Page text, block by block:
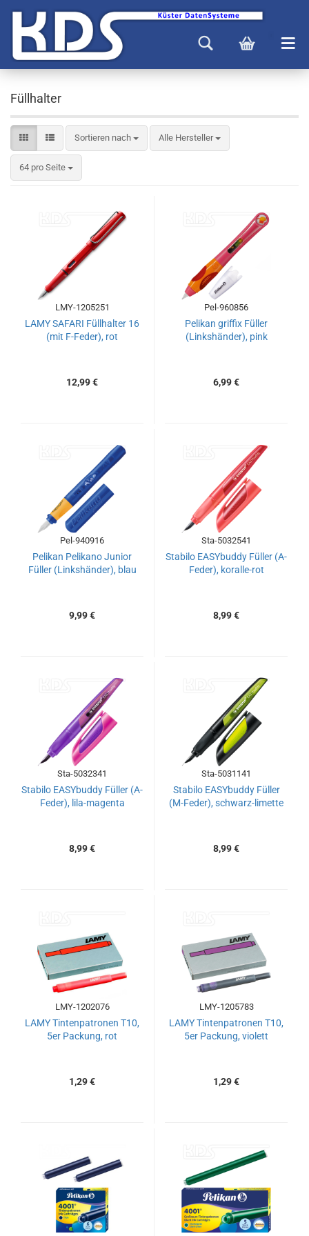
Füllhalter
Sortieren nach Alle Hersteller
64 pro Seite
LMY-1205251
LAMY SAFARI Füllhalter 16
(mit F-Feder), rot
12,99 €
Pel-960856
Pelikan griffix Füller
(Linkshänder), pink
6,99 €
Pel-940916
Pelikan Pelikano Junior
Füller (Linkshänder), blau
9,99 €
Sta-5032541
Stabilo EASYbuddy Füller (A-
Feder), koralle-rot
8,99 €
Sta-5032341
Stabilo EASYbuddy Füller (A-
Feder), lila-magenta
8,99 €
Sta-5031141
Stabilo EASYbuddy Füller
(M-Feder), schwarz-limette
8,99 €
LMY-1202076
LAMY Tintenpatronen T10,
5er Packung, rot
1,29 €
LMY-1205783
LAMY Tintenpatronen T10,
5er Packung, violett
1,29 €